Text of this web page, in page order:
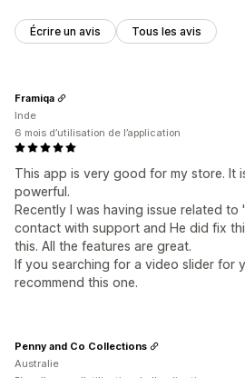
Écrire un avis Tous les avis
This app is very good for my store. It
powerful.
Recently I was having issue related to
contact with support and He did fix
this. All the features are great.
If you searching for a video slider for
recommend this one.
Framiqa
Inde
6 mois d’utilisation de l’application
Penny and Co Collections
Australie